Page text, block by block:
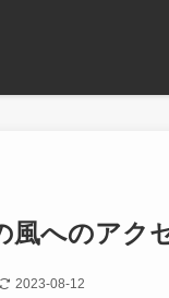
風へのア
2023-08-12